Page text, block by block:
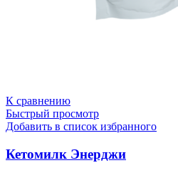
К сравнению
Быстрый просмотр
Добавить в список избранного
Кетомилк Энерджи